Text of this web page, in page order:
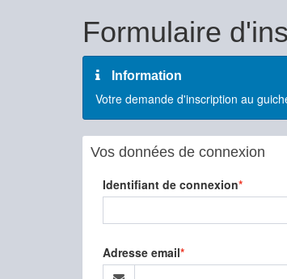
Formulaire
Information
Votre demande d'inscription au
Vos données de connexion
Identifiant de connexion
Adresse email